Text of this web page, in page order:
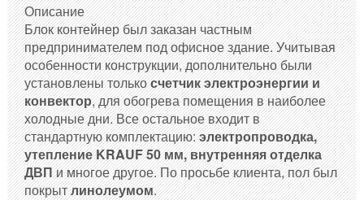
Описание
Блок контейнер был заказан частным
предпринимателем под офисное здание. Учитывая
особенности конструкции, дополнительно были
установлены толькосчетчик электроэнергии и
конвектор, для обогрева помещения в наиболее
холодные дни. Все остальное входит в
стандартную комплектацию:электропроводка,
утепление KRAUF 50 мм, внутренняя отделка
ДВПи многое другое. По просьбе клиента, пол был
покрытлинолеумом.